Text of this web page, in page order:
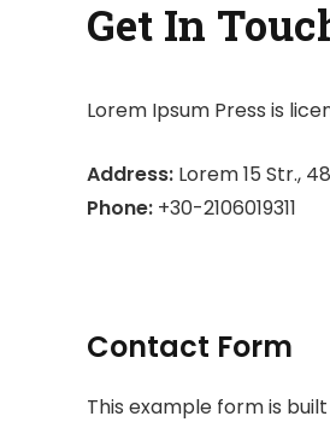
Get In
Lorem Ipsum Press is
Address: Lorem 15 Str.,
Phone: +30-2106019311
Contact Form
This example form is